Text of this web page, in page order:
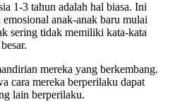
1-3 tahun adalah hal biasa. Ini
anak-anak baru mulai
sering tidak memiliki kata-kata
mereka yang berkembang.
cara mereka berperilaku dapat
lain berperilaku.